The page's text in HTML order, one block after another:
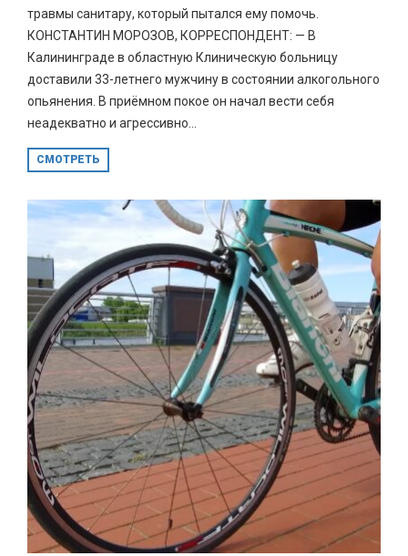
травмы санитару, который пытался ему помочь.
КОНСТАНТИН МОРОЗОВ, КОРРЕСПОНДЕНТ: — В
Калининграде в областную Клиническую больницу
доставили 33-летнего мужчину в состоянии алкогольного
опьянения. В приёмном покое он начал вести себя
неадекватно и агрессивно...
СМОТРЕТЬ